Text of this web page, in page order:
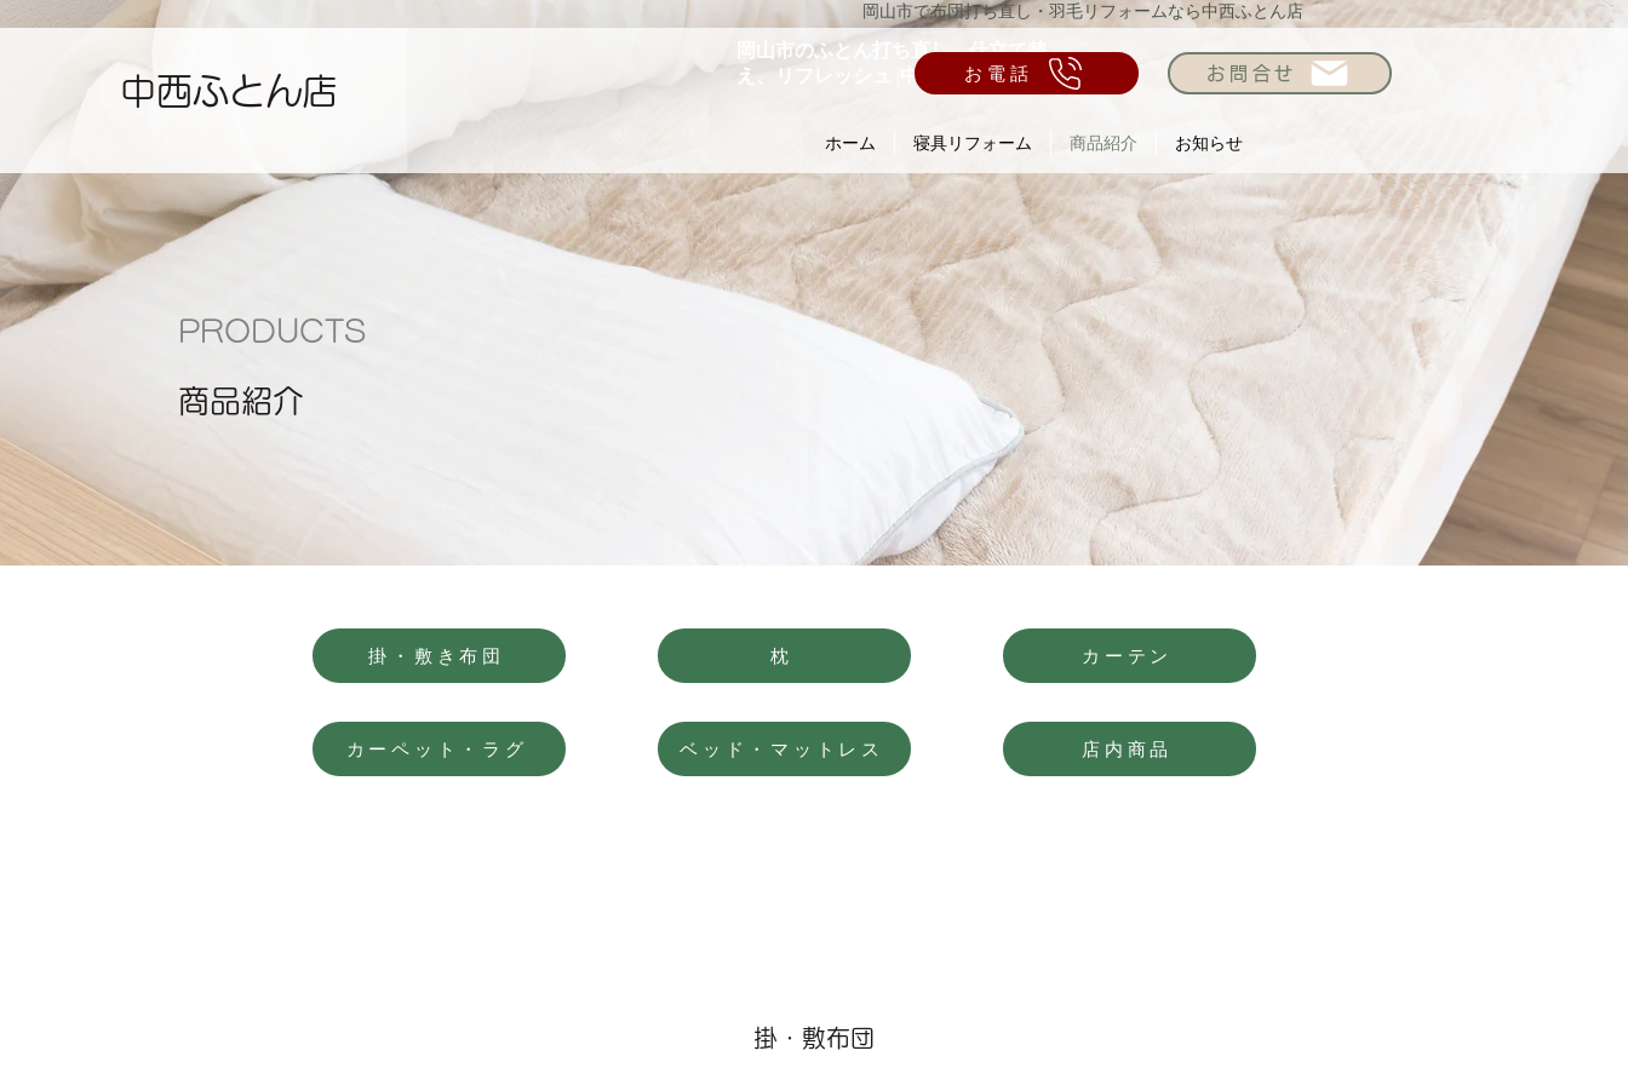
岡山市で布団打ち直し・羽毛リフォームなら中西ふとん店
中西ふとん店
岡山市のふとん打ち直し、仕立て替
え、リフレッシュ |中西ふとん店
お電話 お問合せ
ホーム 寝具リフォーム 商品紹介 お知らせ
PRODUCTS
商品紹介
掛・敷き布団
カーペット・ラグ
枕
ベッド・マットレス
カーテン
店内商品
掛・​敷布団